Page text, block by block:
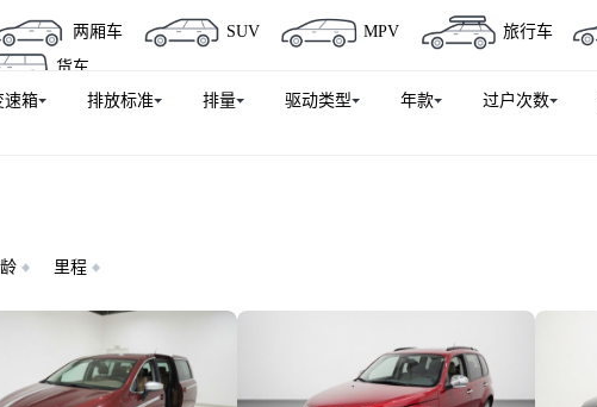
两厢车 SUV MPV 旅行车
货车
速箱 排放标准 排量 驱动类型 年款 过户次数
里程